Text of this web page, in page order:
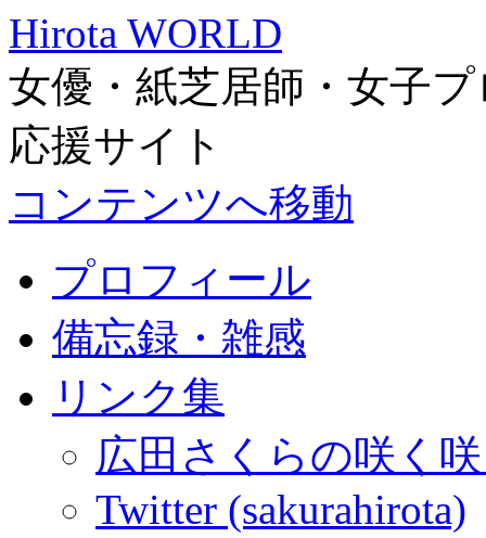
Hirota WORLD
女優・紙芝居師・女子
応援サイト
コンテンツへ移動
プロフィール
備忘録・雑感
リンク集
広田さくらの咲く
Twitter (sakurahirota)